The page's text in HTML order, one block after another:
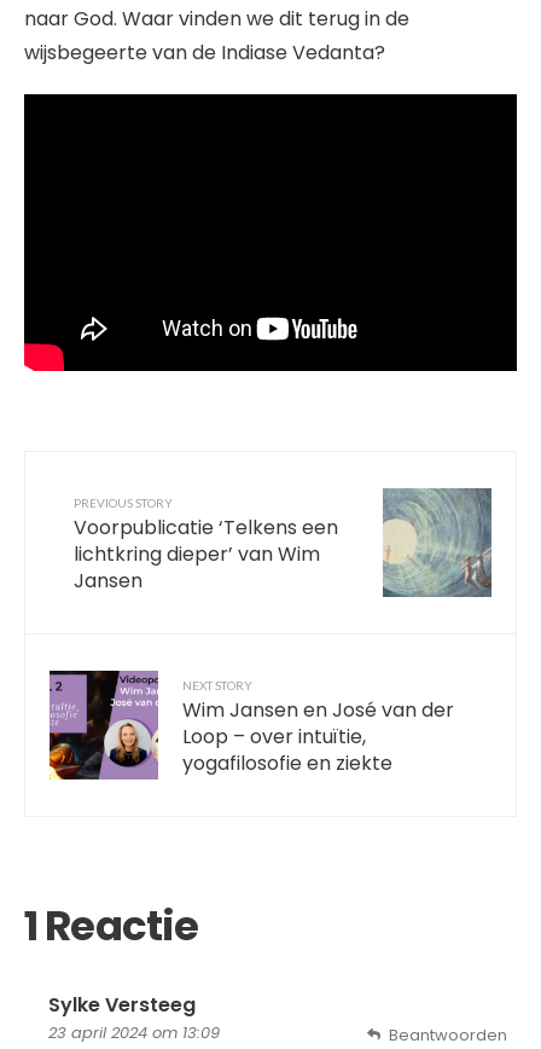
naar God. Waar vinden we dit terug in de
wijsbegeerte van de Indiase Vedanta?
PREVIOUS STORY
Voorpublicatie ‘Telkens een
lichtkring dieper’ van Wim
Jansen
NEXT STORY
Wim Jansen en José van der
Loop – over intuïtie,
yogafilosofie en ziekte
1 Reactie
Sylke Versteeg
23 april 2024 om 13:09 Beantwoorden